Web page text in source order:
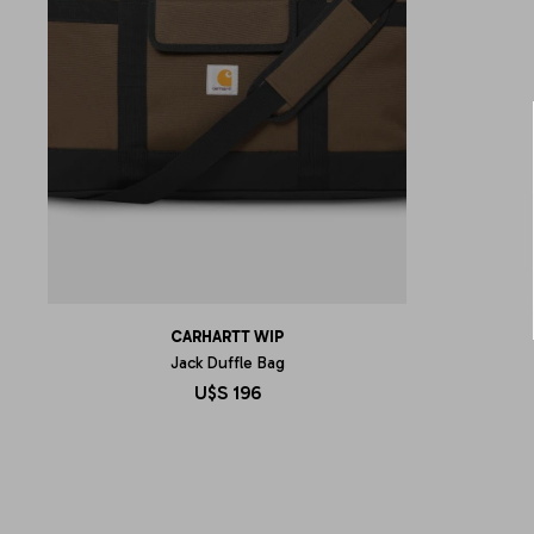
CARHARTT WIP
Jack Duffle Bag
U$S 196